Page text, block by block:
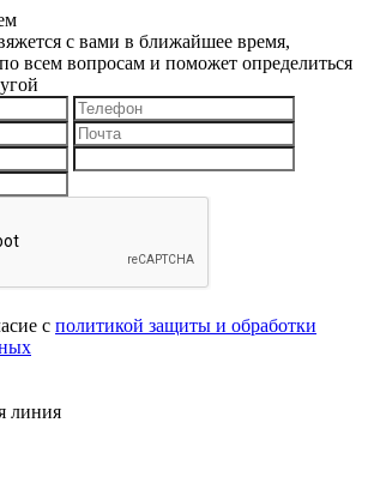
с вами в ближайшее время,
всем вопросам и поможет определиться
с политикой защиты и обработки
линия